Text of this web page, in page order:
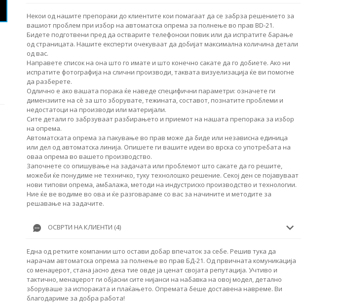
Некои од нашите препораки до клиентите кои помагаат да се забрза решението за
вашиот проблем при избор на автоматска опрема за полнење во прав BD-21.
Бидете подготвени пред да остварите телефонски повик или да испратите барање
од страницата. Нашите експерти очекуваат да добијат максимална количина детали
од вас.
Направете список на она што го имате и што конечно сакате да го добиете. Ако ни
испратите фотографија на слични производи, таквата визуелизација ќе ви помогне
да разберете.
Одлично е ако вашата порака ќе наведе специфични параметри: означете ги
димензиите на сè за што зборувате, тежината, составот, познатите проблеми и
недостатоци на производи или материјали.
Сите детали го забрзуваат разбирањето и приемот на нашата препорака за избор
на опрема.
Автоматската опрема за пакување во прав може да биде или независна единица
или дел од автоматска линија. Опишете ги вашите идеи во врска со употребата на
оваа опрема во вашето производство.
Започнете со опишување на задачата или проблемот што сакате да го решите,
можеби ќе понудиме не техничко, туку технолошко решение. Секој ден се појавуваат
нови типови опрема, амбалажа, методи на индустриско производство и технологии.
Ние ќе ве водиме во ова и ќе разговараме со вас за начините и методите за
решавање на задачите.
ОСВРТИ НА КЛИЕНТИ (4)
Една од ретките компании што остави добар впечаток за себе. Решив тука да
нарачам автоматска опрема за полнење во прав БД-21. Од првичната комуникација
со менаџерот, стана јасно дека тие овде ја ценат својата репутација. Учтиво и
тактично, менаџерот ги објасни сите нијанси на набавка на овој модел, детално
зборуваше за испораката и плаќањето. Опремата беше доставена навреме. Ви
благодариме за добра работа!